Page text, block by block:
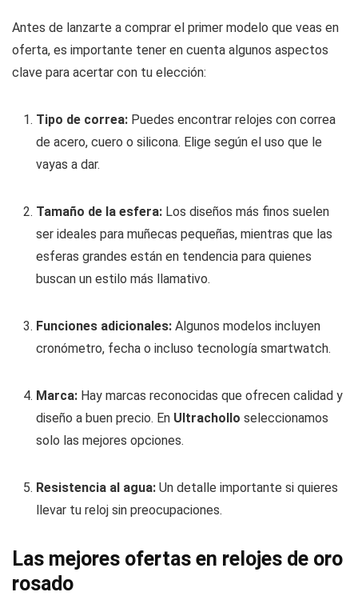
Antes de lanzarte a comprar el primer modelo que veas en
oferta, es importante tener en cuenta algunos aspectos
clave para acertar con tu elección:
Tipo de correa: Puedes encontrar relojes con correa
de acero, cuero o silicona. Elige según el uso que le
vayas a dar.
Tamaño de la esfera: Los diseños más finos suelen
ser ideales para muñecas pequeñas, mientras que las
esferas grandes están en tendencia para quienes
buscan un estilo más llamativo.
Funciones adicionales: Algunos modelos incluyen
cronómetro, fecha o incluso tecnología smartwatch.
Marca: Hay marcas reconocidas que ofrecen calidad y
diseño a buen precio. En Ultrachollo seleccionamos
solo las mejores opciones.
Resistencia al agua: Un detalle importante si quieres
llevar tu reloj sin preocupaciones.
Las mejores ofertas en relojes de oro
rosado